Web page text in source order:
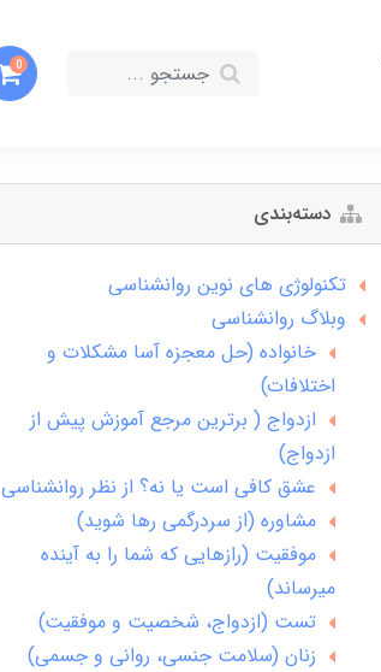
0
دسته‌بندی
تکنولوژی های نوین روانشناسی
وبلاگ روانشناسی
خانواده (حل معجزه آسا مشکلات و
اختلافات)
ازدواج ( برترین مرجع آموزش پیش از
ازدواج)
عشق کافی است یا نه؟ از نظر روانشناسی
مشاوره (از سردرگمی رها شوید)
موفقیت (رازهایی که شما را به آینده
میرساند)
تست (ازدواج، شخصیت و موفقیت)
زنان (سلامت جنسی، روانی و جسمی)